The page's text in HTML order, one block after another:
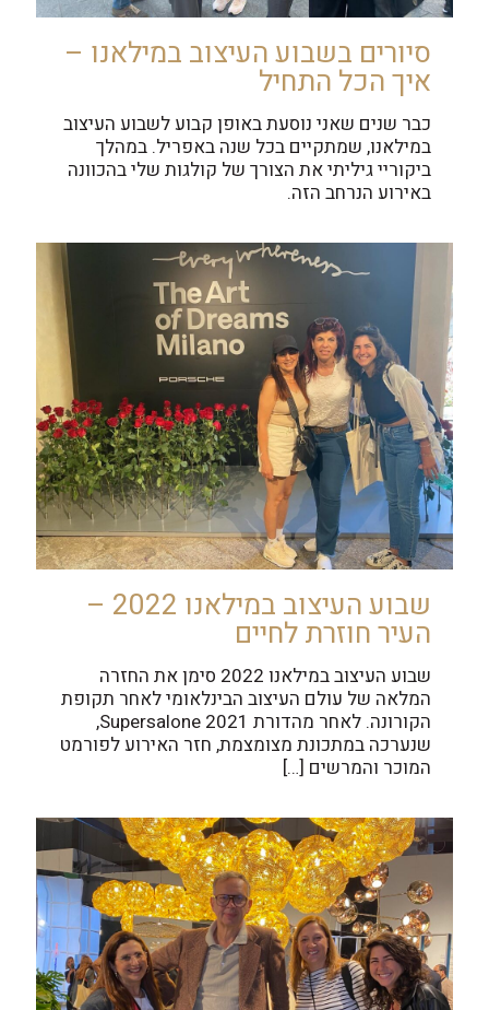
סיורים בשבוע העיצוב במילאנו –
איך הכל התחיל
כבר שנים שאני נוסעת באופן קבוע לשבוע העיצוב
במילאנו, שמתקיים בכל שנה באפריל. במהלך
ביקוריי גיליתי את הצורך של קולגות שלי בהכוונה
באירוע הנרחב הזה.
שבוע העיצוב במילאנו 2022 –
העיר חוזרת לחיים
שבוע העיצוב במילאנו 2022 סימן את החזרה
המלאה של עולם העיצוב הבינלאומי לאחר תקופת
הקורונה. לאחר מהדורת Supersalone 2021,
שנערכה במתכונת מצומצמת, חזר האירוע לפורמט
המוכר והמרשים […]